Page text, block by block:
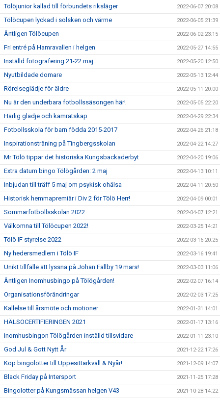
Tölöjunior kallad till förbundets riksläger 2022-06-07 20:08
Tölöcupen lyckad i solsken och värme 2022-06-05 21:39
Äntligen Tölöcupen 2022-06-02 23:15
Fri entré på Hamravallen i helgen 2022-05-27 14:55
Inställd fotografering 21-22 maj 2022-05-20 12:50
Nyutbildade domare 2022-05-13 12:44
Rörelseglädje för äldre 2022-05-11 20:00
Nu är den underbara fotbollssäsongen här! 2022-05-05 22:20
Härlig glädje och kamratskap 2022-04-29 22:34
Fotbollsskola för barn födda 2015-2017 2022-04-26 21:18
Inspirationsträning på Tingbergsskolan 2022-04-22 14:27
Mr Tölö tippar det historiska Kungsbackaderbyt 2022-04-20 19:06
Extra datum bingo Tölögården: 2 maj 2022-04-13 10:11
Inbjudan till träff 5 maj om psykisk ohälsa 2022-04-11 20:50
Historisk hemmapremiär i Div 2 för Tölö Herr! 2022-04-09 00:01
Sommarfotbollsskolan 2022 2022-04-07 12:21
Välkomna till Tölöcupen 2022! 2022-03-25 14:21
Tölö IF styrelse 2022 2022-03-16 20:25
Ny hedersmedlem i Tölö IF 2022-03-16 19:41
Unikt tillfälle att lyssna på Johan Fallby 19 mars! 2022-03-03 11:06
Äntligen Inomhusbingo på Tölögården! 2022-02-07 16:14
Organisationsförändringar 2022-02-03 17:25
Kallelse till årsmöte och motioner 2022-01-31 14:01
HÄLSOCERTIFIERINGEN 2021 2022-01-17 13:16
Inomhusbingon Tölögården inställd tillsvidare 2022-01-11 23:10
God Jul & Gott Nytt År 2021-12-22 17:26
Köp bingolotter till Uppesittarkväll & Nyår! 2021-12-09 14:07
Black Friday på Intersport 2021-11-25 17:28
Bingolotter på Kungsmässan helgen V43 2021-10-28 14:22